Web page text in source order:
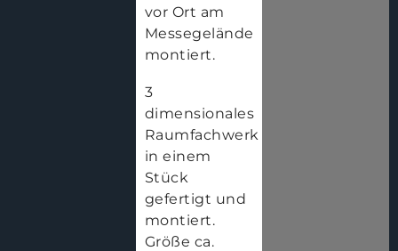
vor Ort am
Messegelände
montiert.
3
dimensionales
Raumfachwerk
in einem
Stück
gefertigt und
montiert.
Größe ca.